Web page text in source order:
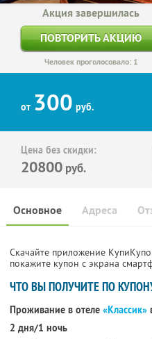
Акция завершилась
ПОВТОРИТЬ АКЦИЮ
Человек проголосовало: 1
от 300 руб.
Цена без скидки:
20800 руб.
Основное Адреса
Скачайте приложение
покажите купон с экрана
ЧТО ВЫ ПОЛУЧИТЕ ПО
Проживание в отеле «Классик»
2 дня/1 ночь